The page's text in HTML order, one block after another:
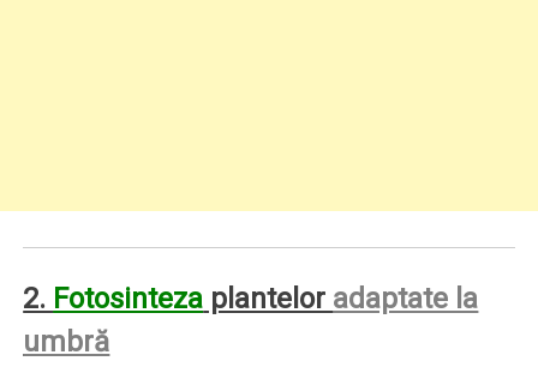
2. Fotosinteza plantelor adaptate la
umbră